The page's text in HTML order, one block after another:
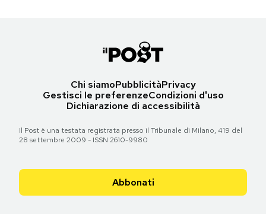
Chi siamoPubblicitàPrivacy
Gestisci le preferenzeCondizioni d'uso
Dichiarazione di accessibilità
Il Post è una testata registrata presso il Tribunale di Milano, 419 del
28 settembre 2009 - ISSN 2610-9980
Abbonati